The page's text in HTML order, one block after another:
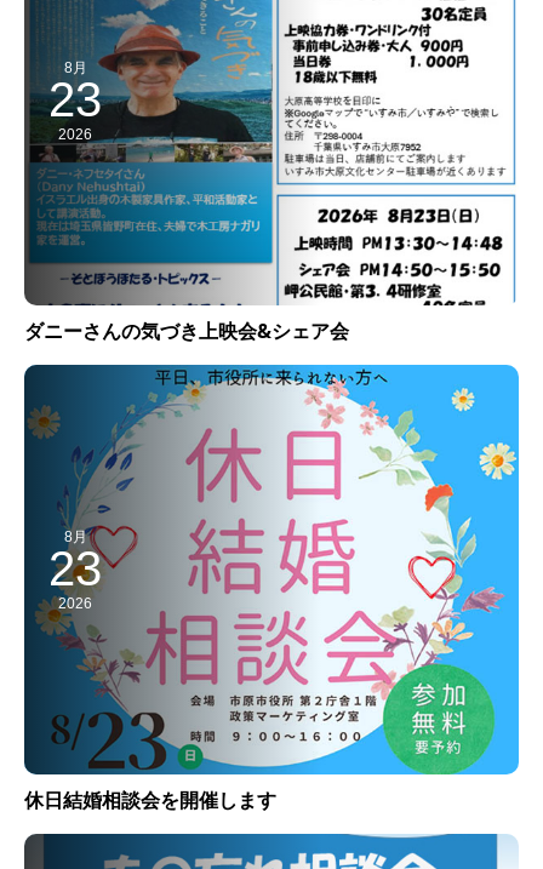
8月
23
2026
ダニーさんの気づき上映会&シェア会
8月
23
2026
休日結婚相談会を開催します